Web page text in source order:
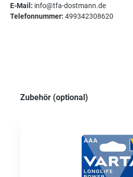
E-Mail: info@tfa-dostmann.de
Telefonnummer: 499342308620
Produktgalerie überspringen
Zubehör (optional)